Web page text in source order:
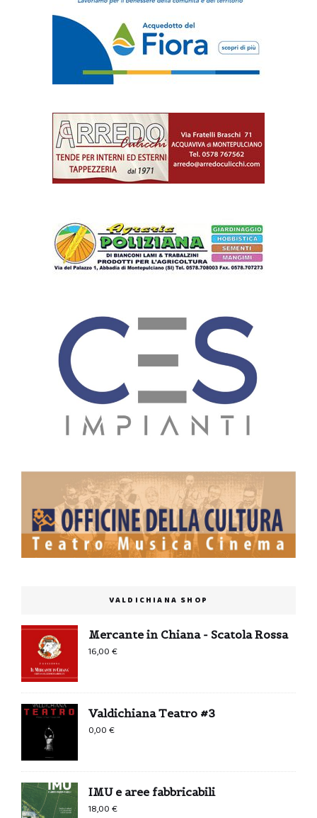
VALDICHIANA SHOP
Mercante in Chiana - Scatola Rossa
16,00€
Valdichiana Teatro #3
0,00€
IMU e aree fabbricabili
18,00€